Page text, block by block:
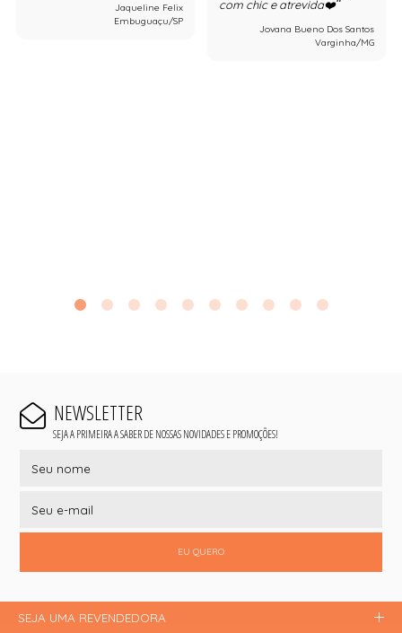
Jaqueline Felix
Embuguaçu/SP
com chic e atrevida❤️
Jovana Bueno Dos Santos
Varginha/MG
NEWSLETTER
SEJA A PRIMEIRA A SABER DE NOSSAS NOVIDADES E PROMOÇÕES!
EU QUERO
SEJA UMA REVENDEDORA